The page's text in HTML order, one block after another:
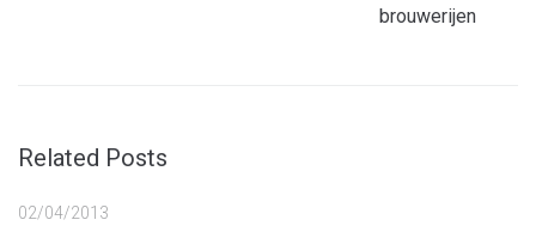
brouwerijen
Related Posts
02/04/2013